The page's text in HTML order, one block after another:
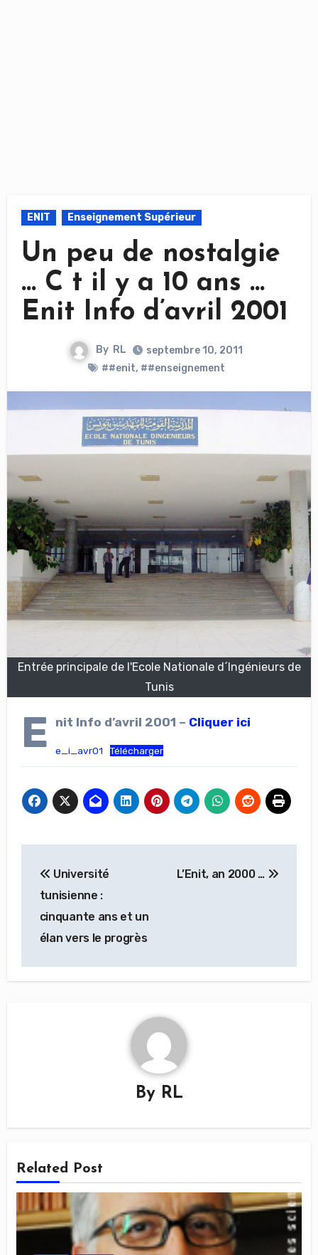
ENIT Enseignement Supérieur
Un peu de nostalgie
… C t il y a 10 ans …
Enit Info d’avril 2001
By RL
septembre 10, 2011
##enit, ##enseignement
Entrée principale de l'Ecole Nationale d´Ingénieurs de
Tunis
E nit Info d’avril 2001 – Cliquer ici
e_i_avr01 Télécharger
de
l’article
Université
tunisienne :
cinquante ans et un
élan vers le progrès
L’Enit, an 2000 …
By RL
Related Post